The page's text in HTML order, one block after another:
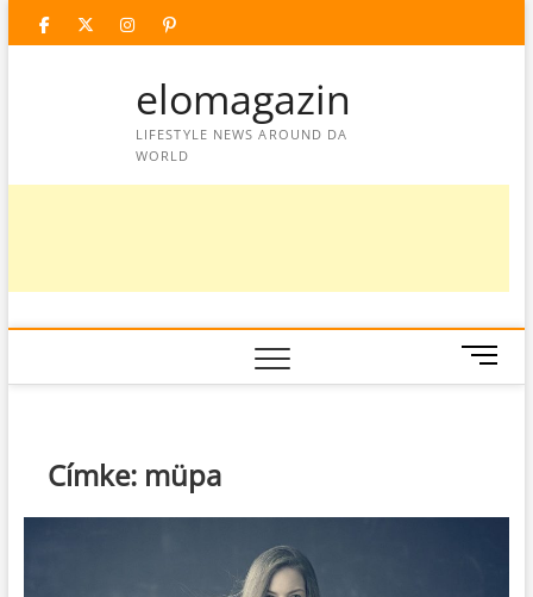
facebooktwitter
instagram
googleplus
pinterest
elomagazin
LIFESTYLE NEWS AROUND DA
WORLD
M
e
Címke: müpa